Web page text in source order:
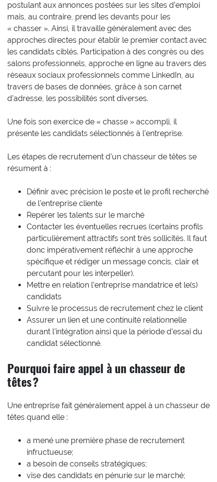
postulant aux annonces postées sur les sites d’emploi
mais, au contraire, prend les devants pour les
« chasser ». Ainsi, il travaille généralement avec des
approches directes pour établir le premier contact avec
les candidats ciblés. Participation à des congrès ou des
salons professionnels, approche en ligne au travers des
réseaux sociaux professionnels comme LinkedIn, au
travers de bases de données, grâce à son carnet
d’adresse, les possibilités sont diverses.
Une fois son exercice de « chasse » accompli, il
présente les candidats sélectionnés à l’entreprise.
Les étapes de recrutement d’un chasseur de têtes se
résument à :
Définir avec précision le poste et le profil recherché
de l’entreprise cliente
Repérer les talents sur le marché
Contacter les éventuelles recrues (certains profils
particulièrement attractifs sont très sollicités. Il faut
donc impérativement réfléchir à une approche
spécifique et rédiger un message concis, clair et
percutant pour les interpeller).
Mettre en relation l’entreprise mandatrice et le(s)
candidats
Suivre le processus de recrutement chez le client
Assurer un lien et une continuité relationnelle
durant l’intégration ainsi que la période d’essai du
candidat sélectionné.
Pourquoi faire appel à un chasseur de
têtes ?
Une entreprise fait généralement appel à un chasseur de
têtes quand elle :
a mené une première phase de recrutement
infructueuse;
a besoin de conseils stratégiques;
vise des candidats en pénurie sur le marché;